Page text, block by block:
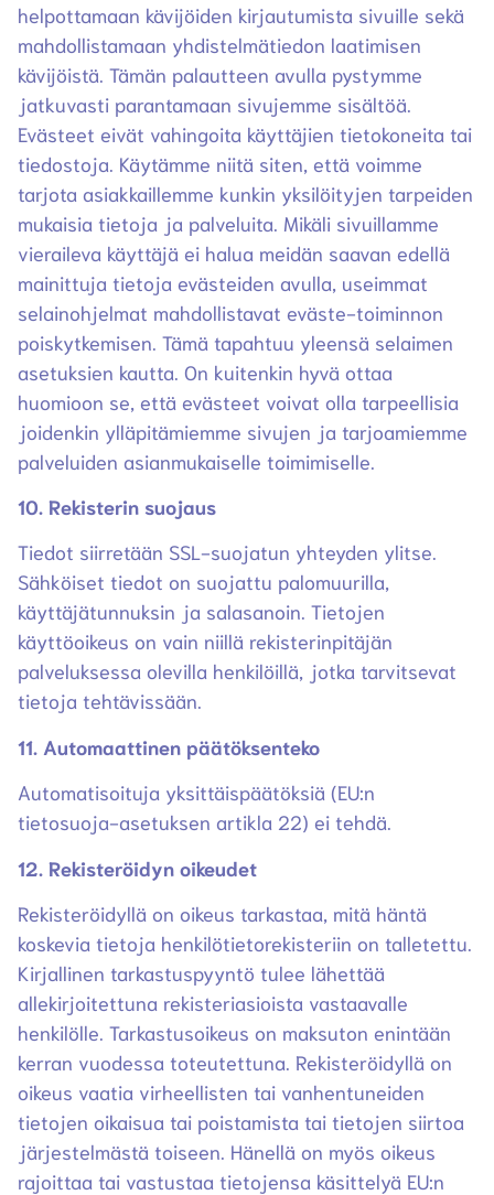
helpottamaan kävijöiden kirjautumista sivuille sekä
mahdollistamaan yhdistelmätiedon laatimisen
kävijöistä. Tämän palautteen avulla pystymme
jatkuvasti parantamaan sivujemme sisältöä.
Evästeet eivät vahingoita käyttäjien tietokoneita tai
tiedostoja. Käytämme niitä siten, että voimme
tarjota asiakkaillemme kunkin yksilöityjen tarpeiden
mukaisia tietoja ja palveluita. Mikäli sivuillamme
vieraileva käyttäjä ei halua meidän saavan edellä
mainittuja tietoja evästeiden avulla, useimmat
selainohjelmat mahdollistavat eväste-toiminnon
poiskytkemisen. Tämä tapahtuu yleensä selaimen
asetuksien kautta. On kuitenkin hyvä ottaa
huomioon se, että evästeet voivat olla tarpeellisia
joidenkin ylläpitämiemme sivujen ja tarjoamiemme
palveluiden asianmukaiselle toimimiselle.
10. Rekisterin suojaus
Tiedot siirretään SSL-suojatun yhteyden ylitse.
Sähköiset tiedot on suojattu palomuurilla,
käyttäjätunnuksin ja salasanoin. Tietojen
käyttöoikeus on vain niillä rekisterinpitäjän
palveluksessa olevilla henkilöillä, jotka tarvitsevat
tietoja tehtävissään.
11. Automaattinen päätöksenteko
Automatisoituja yksittäispäätöksiä (EU:n
tietosuoja-asetuksen artikla 22) ei tehdä.
12. Rekisteröidyn oikeudet
Rekisteröidyllä on oikeus tarkastaa, mitä häntä
koskevia tietoja henkilötietorekisteriin on talletettu.
Kirjallinen tarkastuspyyntö tulee lähettää
allekirjoitettuna rekisteriasioista vastaavalle
henkilölle. Tarkastusoikeus on maksuton enintään
kerran vuodessa toteutettuna. Rekisteröidyllä on
oikeus vaatia virheellisten tai vanhentuneiden
tietojen oikaisua tai poistamista tai tietojen siirtoa
järjestelmästä toiseen. Hänellä on myös oikeus
rajoittaa tai vastustaa tietojensa käsittelyä EU:n